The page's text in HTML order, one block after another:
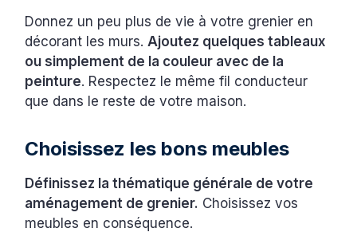
Donnez un peu plus de vie à votre grenier en
décorant les murs.Ajoutez quelques tableaux
ou simplement de la couleur avec de la
peinture. Respectez le même fil conducteur
que dans le reste de votre maison.
Choisissez les bons meubles
Définissez la thématique générale de votre
aménagement de grenier. Choisissez vos
meubles en conséquence.